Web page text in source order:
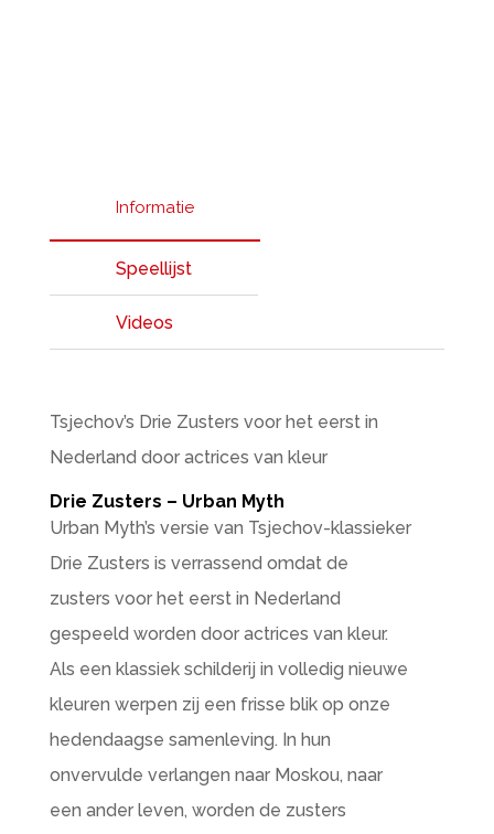
Informatie
Speellijst
Videos
Tsjechov’s Drie Zusters voor het eerst in
Nederland door actrices van kleur
Drie Zusters – Urban Myth
Urban Myth’s versie van Tsjechov-klassieker
Drie Zusters is verrassend omdat de
zusters voor het eerst in Nederland
gespeeld worden door actrices van kleur.
Als een klassiek schilderij in volledig nieuwe
kleuren werpen zij een frisse blik op onze
hedendaagse samenleving. In hun
onvervulde verlangen naar Moskou, naar
een ander leven, worden de zusters